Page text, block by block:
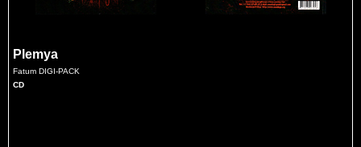
Plemya
Fatum DIGI-PACK
CD